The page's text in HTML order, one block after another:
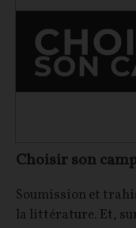
Choisir son
Soumission et
la littérature. Et,